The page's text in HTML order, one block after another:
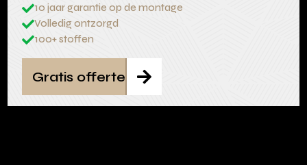
10 jaar garantie op de montage
Volledig ontzorgd
100+ stoffen

Gratis offerte